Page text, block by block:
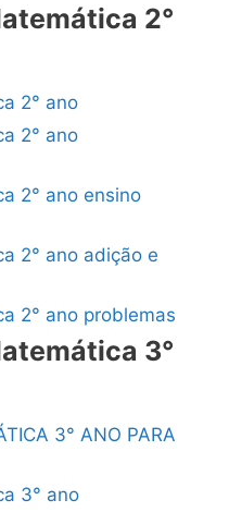
2°
2° ano
2° ano
2° ano ensino
2° ano adição e
2° ano problemas
3°
3° ANO PARA
3° ano